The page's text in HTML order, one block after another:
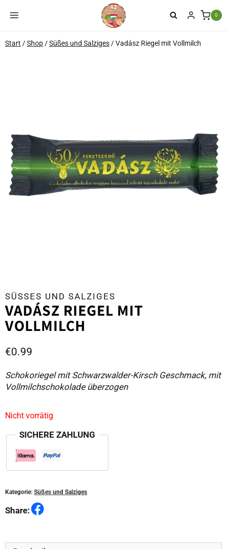
Inhalt
0
Start /Shop/Süßes und Salziges/Vadász Riegel mit Vollmilch
SÜSSES UND SALZIGES
VADÁSZ RIEGEL MIT
VOLLMILCH
€0.99
Schokoriegel mit Schwarzwalder-Kirsch Geschmack, mit
Vollmilchschokolade überzogen
Nicht vorrätig
SICHERE ZAHLUNG
Kategorie: Süßes und Salziges
Share: